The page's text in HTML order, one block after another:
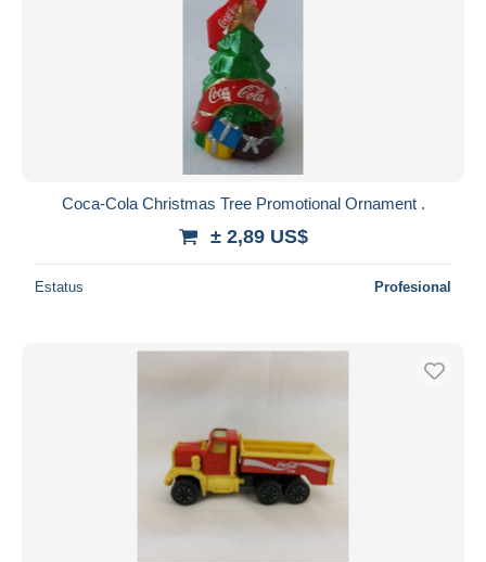
Coca-Cola Christmas Tree Promotional Ornament .
± 2,89 US$
Estatus Profesional